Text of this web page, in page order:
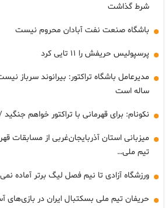
شرط گذاشت
باشگاه صنعت نفت آبادان محروم نیست
پرسپولیس حریفش را ۱۱ تایی کرد
مدیرعامل باشگاه تراکتور: بیرانوند سرباز
ساله است
نکونام: برای قهرمانی با تراکتور خواهم جنگید
میزبانی استان آذربایجان‌غربی از مسابقات
تیم ملی…
ورزشگاه آزادی تا نیم فصل لیگ برتر آماده
حریفان تیم ملی بسکتبال ایران در